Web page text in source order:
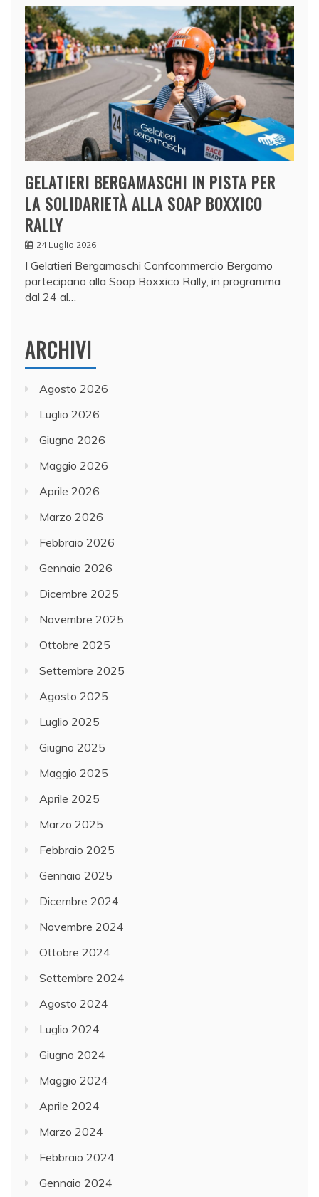
GELATIERI BERGAMASCHI IN PISTA PER
LA SOLIDARIETÀ ALLA SOAP BOXXICO
RALLY
24 Luglio 2026
I Gelatieri Bergamaschi Confcommercio Bergamo
partecipano alla Soap Boxxico Rally, in programma
dal 24 al…
ARCHIVI
Agosto 2026
Luglio 2026
Giugno 2026
Maggio 2026
Aprile 2026
Marzo 2026
Febbraio 2026
Gennaio 2026
Dicembre 2025
Novembre 2025
Ottobre 2025
Settembre 2025
Agosto 2025
Luglio 2025
Giugno 2025
Maggio 2025
Aprile 2025
Marzo 2025
Febbraio 2025
Gennaio 2025
Dicembre 2024
Novembre 2024
Ottobre 2024
Settembre 2024
Agosto 2024
Luglio 2024
Giugno 2024
Maggio 2024
Aprile 2024
Marzo 2024
Febbraio 2024
Gennaio 2024